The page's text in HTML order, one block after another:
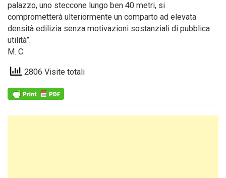
palazzo, uno steccone lungo ben 40 metri, si
comprometterà ulteriormente un comparto ad elevata
densità edilizia senza motivazioni sostanziali di pubblica
utilità”.
M. C.
2806 Visite totali